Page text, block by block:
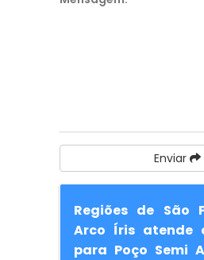
Enviar
Regiões de São
Arco Íris atende
para Poço Semi